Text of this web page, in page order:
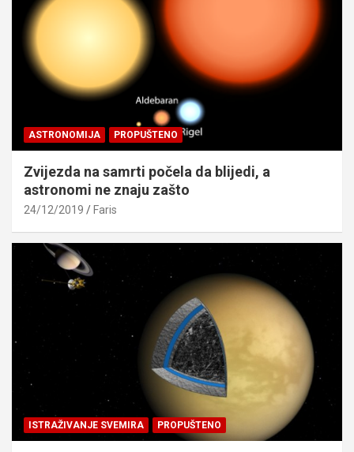
ASTRONOMIJA PROPUŠTENO
Zvijezda na samrti počela da blijedi, a
astronomi ne znaju zašto
24/12/2019 Faris
ISTRAŽIVANJE SVEMIRA PROPUŠTENO